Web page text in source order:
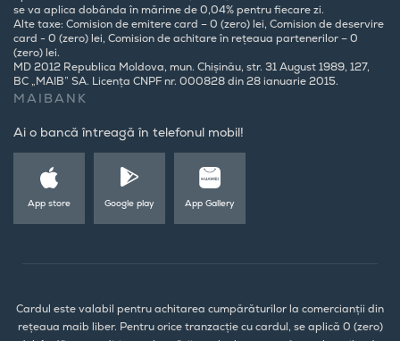
se va aplica dobânda în mărime de 0,04% pentru fiecare zi.
Alte taxe: Comision de emitere card – 0 (zero) lei, Comision de deservire
card - 0 (zero) lei, Comision de achitare în rețeaua partenerilor – 0
(zero) lei.
MD 2012 Republica Moldova, mun. Chișinău, str. 31 August 1989, 127,
BC „MAIB” SA. Licența CNPF nr. 000828 din 28 ianuarie 2015.
MAIBANK
Ai o bancă întreagă în telefonul mobil!
App store Google play App Gallery
Cardul este valabil pentru achitarea cumpărăturilor la comercianții din
rețeaua maib liber. Pentru orice tranzacție cu cardul, se aplică 0 (zero)